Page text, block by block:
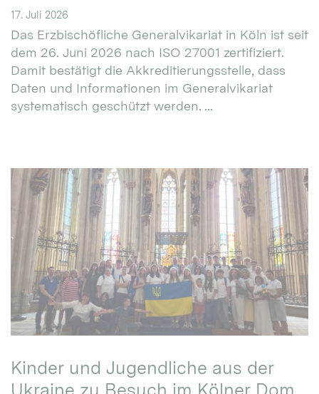
17. Juli 2026
Das Erzbischöfliche Generalvikariat in Köln ist seit
dem 26. Juni 2026 nach ISO 27001 zertifiziert.
Damit bestätigt die Akkreditierungsstelle, dass
Daten und Informationen im Generalvikariat
systematisch geschützt werden. ...
Kinder und Jugendliche aus der